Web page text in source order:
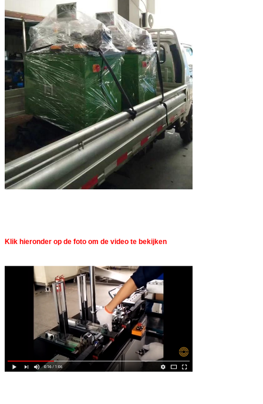
Klik hieronder op de foto om de video te bekijken